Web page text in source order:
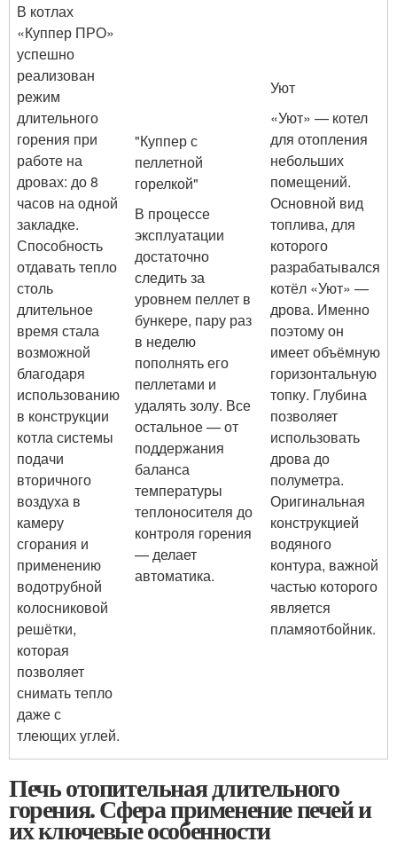
В котлах
«Куппер ПРО»
успешно
реализован
режим
длительного
горения при
работе на
дровах: до 8
часов на одной
закладке.
Способность
отдавать тепло
столь
длительное
время стала
возможной
благодаря
использованию
в конструкции
котла системы
подачи
вторичного
воздуха в
камеру
сгорания и
применению
водотрубной
колосниковой
решётки,
которая
позволяет
снимать тепло
даже с
тлеющих углей.
"Куппер с
пеллетной
горелкой"
В процессе
эксплуатации
достаточно
следить за
уровнем пеллет в
бункере, пару раз
в неделю
пополнять его
пеллетами и
удалять золу. Все
остальное — от
поддержания
баланса
температуры
теплоносителя до
контроля горения
— делает
автоматика.
Уют
«Уют» — котел
для отопления
небольших
помещений.
Основной вид
топлива, для
которого
разрабатывался
котёл «Уют» —
дрова. Именно
поэтому он
имеет объёмную
горизонтальную
топку. Глубина
позволяет
использовать
дрова до
полуметра.
Оригинальная
конструкцией
водяного
контура, важной
частью которого
является
пламяотбойник.
Печь отопительная длительного
горения. Сфера применение печей и
их ключевые особенности